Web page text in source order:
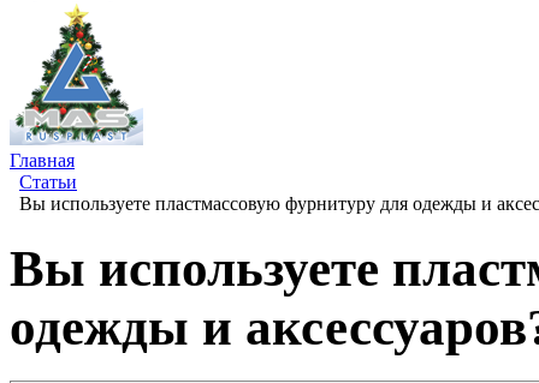
Главная
Статьи
Вы используете пластмассовую фурнитуру для одежды и
Вы используете
одежды и